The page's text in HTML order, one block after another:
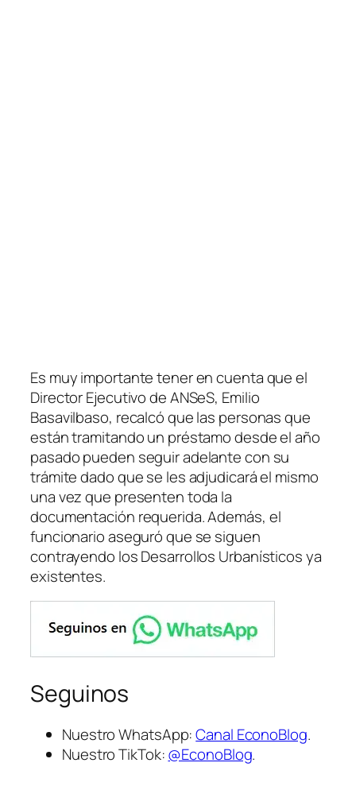
Es muy importante tener en cuenta que el
Director Ejecutivo de ANSeS, Emilio
Basavilbaso, recalcó que las personas que
están tramitando un préstamo desde el año
pasado pueden seguir adelante con su
trámite dado que se les adjudicará el mismo
una vez que presenten toda la
documentación requerida. Además, el
funcionario aseguró que se siguen
contrayendo los Desarrollos Urbanísticos ya
existentes.
Seguinos
Nuestro WhatsApp:Canal EconoBlog.
Nuestro TikTok:@EconoBlog.